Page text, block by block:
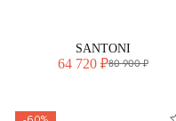
SANTONI
64 720 ₽80 900 ₽